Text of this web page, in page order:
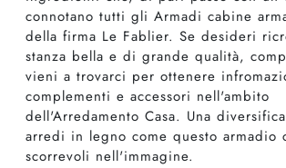
connotano tutti gli Armadi cabine
della firma Le Fablier. Se desideri
stanza bella e di grande qualità,
vieni a trovarci per ottenere
complementi e accessori nell'ambito
dell'Arredamento Casa. Una
arredi in legno come questo armadio
scorrevoli nell'immagine.